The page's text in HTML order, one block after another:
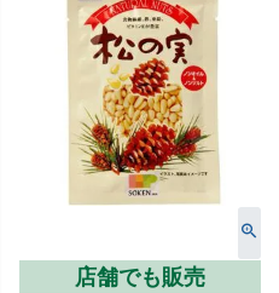
店舗でも販売